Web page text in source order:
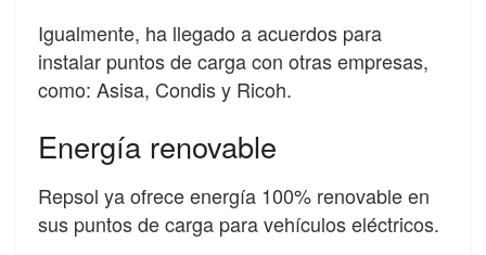
Igualmente, ha llegado a acuerdos para
instalar puntos de carga con otras empresas,
como: Asisa, Condis y Ricoh.
Energía renovable
Repsol ya ofrece energía 100% renovable en
sus puntos de carga para vehículos eléctricos.